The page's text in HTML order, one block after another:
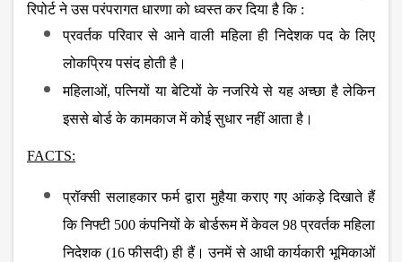
रिपोर्ट ने उस परंपरागत धारणा को ध्वस्त कर दिया है कि :
प्रवर्तक परिवार से आने वाली महिला ही निदेशक पद के लिए
लोकप्रिय पसंद होती है।
महिलाओं, पत्नियों या बेटियों के नजरिये से यह अच्छा है लेकिन
इससे बोर्ड के कामकाज में कोई सुधार नहीं आता है।
FACTS:
प्रॉक्सी सलाहकार फर्म द्वारा मुहैया कराए गए आंकड़े दिखाते हैं
कि निफ्टी 500 कंपनियों के बोर्डरूम में केवल 98 प्रवर्तक महिला
निदेशक (16 फीसदी) ही हैं। उनमें से आधी कार्यकारी भूमिकाओं